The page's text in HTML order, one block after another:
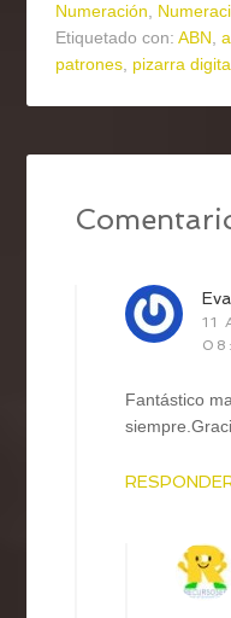
Numeración
Etiquetado con:ABN ,
patrones pizarra
Eva
11
Fantástico